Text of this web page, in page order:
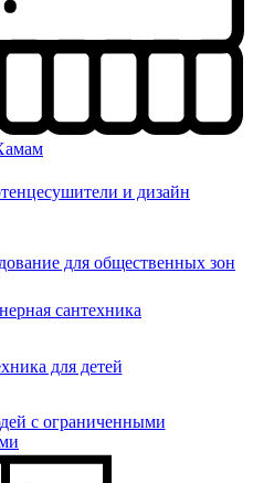
и дизайн
для общественных зон
сантехника
для детей
с ограниченными